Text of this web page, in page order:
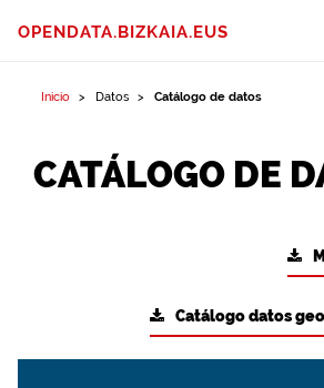
OPENDATA.BIZKAIA.EUS
Inicio Datos Catálogo de datos
CATÁLOGO DE
Catálogo datos